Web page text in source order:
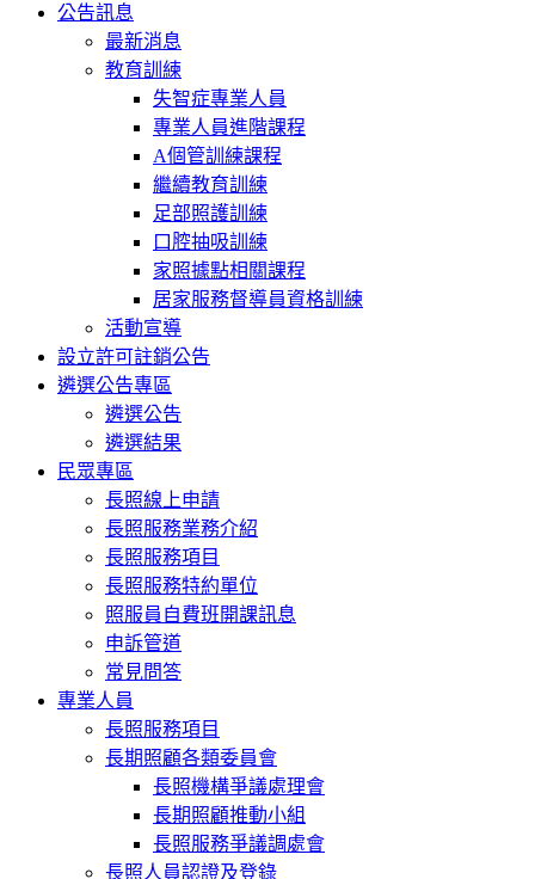
公告訊息
最新消息
教育訓練
失智症專業人員
專業人員進階課程
A個管訓練課程
繼續教育訓練
足部照護訓練
口腔抽吸訓練
家照據點相關課程
居家服務督導員資格訓練
活動宣導
設立許可註銷公告
遴選公告專區
遴選公告
遴選結果
民眾專區
長照線上申請
長照服務業務介紹
長照服務項目
長照服務特約單位
照服員自費班開課訊息
申訴管道
常見問答
專業人員
長照服務項目
長期照顧各類委員會
長照機構爭議處理會
長期照顧推動小組
長照服務爭議調處會
長照人員認證及登錄